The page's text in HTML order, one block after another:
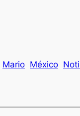
Mario México